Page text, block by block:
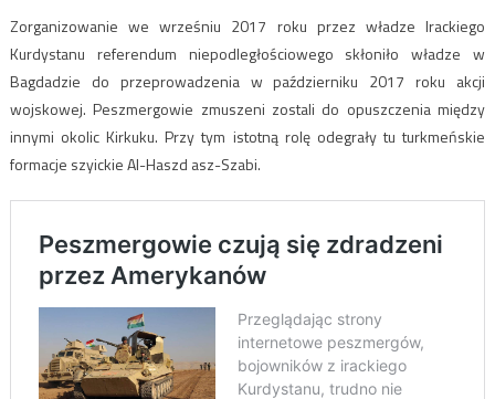
Zorganizowanie we wrześniu 2017 roku przez władze Irackiego
Kurdystanu referendum niepodległościowego skłoniło władze w
Bagdadzie do przeprowadzenia w październiku 2017 roku akcji
wojskowej. Peszmergowie zmuszeni zostali do opuszczenia między
innymi okolic Kirkuku. Przy tym istotną rolę odegrały tu turkmeńskie
formacje szyickie Al-Haszd asz-Szabi.